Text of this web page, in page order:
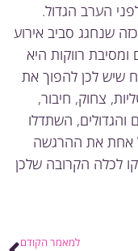
הגדול.
סביב אירוע
רווקות היא
לכן להפוך את
חיבור,
השתדלו
את ההרגשה
הקרובה שלכן
למאמר הקודם